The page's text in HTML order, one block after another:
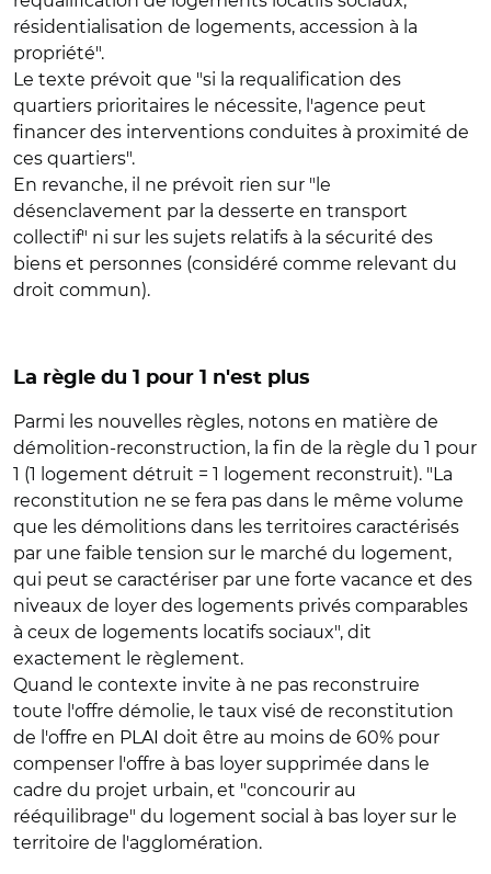
résidentialisation de logements, accession à la
propriété".
Le texte prévoit que "si la requalification des
quartiers prioritaires le nécessite, l'agence peut
financer des interventions conduites à proximité de
ces quartiers".
En revanche, il ne prévoit rien sur "le
désenclavement par la desserte en transport
collectif" ni sur les sujets relatifs à la sécurité des
biens et personnes (considéré comme relevant du
droit commun).
La règle du 1 pour 1 n'est plus
Parmi les nouvelles règles, notons en matière de
démolition-reconstruction, la fin de la règle du 1 pour
1 (1 logement détruit = 1 logement reconstruit). "La
reconstitution ne se fera pas dans le même volume
que les démolitions dans les territoires caractérisés
par une faible tension sur le marché du logement,
qui peut se caractériser par une forte vacance et des
niveaux de loyer des logements privés comparables
à ceux de logements locatifs sociaux", dit
exactement le règlement.
Quand le contexte invite à ne pas reconstruire
toute l'offre démolie, le taux visé de reconstitution
de l'offre en PLAI doit être au moins de 60% pour
compenser l'offre à bas loyer supprimée dans le
cadre du projet urbain, et "concourir au
rééquilibrage" du logement social à bas loyer sur le
territoire de l'agglomération.